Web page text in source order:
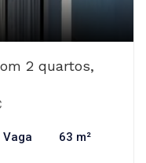
2 quartos,
Vaga 63 m²